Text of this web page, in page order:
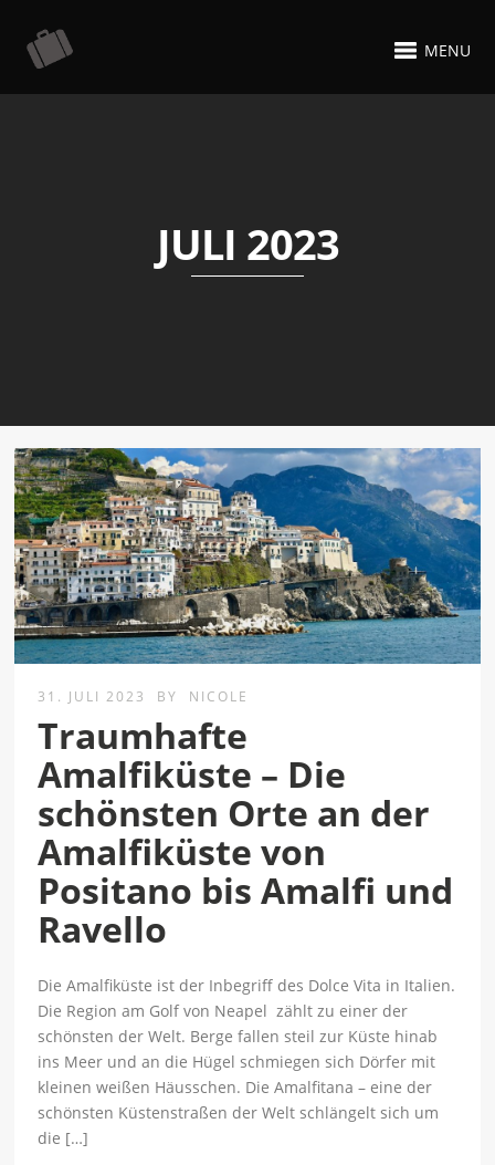
MENU
JULI 2023
31. JULI 2023 BY NICOLE
Traumhafte
Amalfiküste – Die
schönsten Orte an der
Amalfiküste von
Positano bis Amalfi und
Ravello
Die Amalfiküste ist der Inbegriff des Dolce Vita in Italien.
Die Region am Golf von Neapel zählt zu einer der
schönsten der Welt. Berge fallen steil zur Küste hinab
ins Meer und an die Hügel schmiegen sich Dörfer mit
kleinen weißen Häusschen. Die Amalfitana – eine der
schönsten Küstenstraßen der Welt schlängelt sich um
die […]